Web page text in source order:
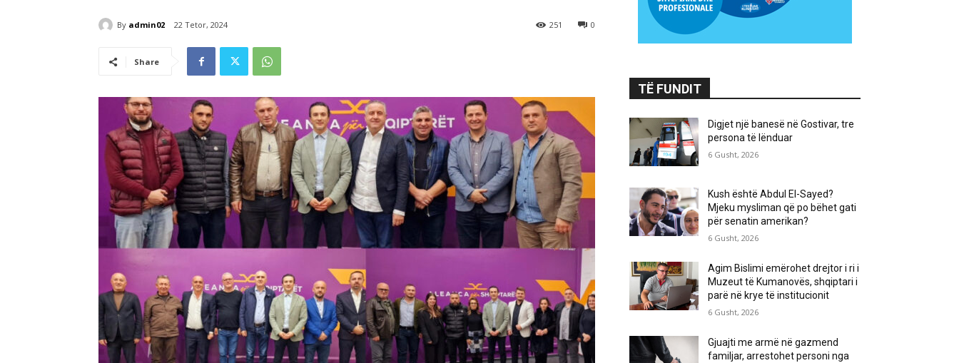
By admin02 22 Tetor, 2024 0
251
Share
TË FUNDIT
Digjet një banesë në Gostivar, tre
persona të lënduar
6 Gusht, 2026
Kush është Abdul El-Sayed?
Mjeku mysliman që po bëhet gati
për senatin amerikan?
6 Gusht, 2026
Agim Bislimi emërohet drejtor i ri i
Muzeut të Kumanovës, shqiptari i
parë në krye të institucionit
6 Gusht, 2026
Gjuajti me armë në gazmend
familjar, arrestohet personi nga